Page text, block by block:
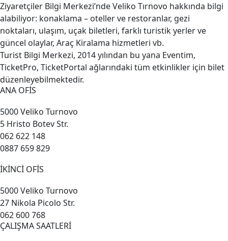
Ziyaretçiler Bilgi Merkezi’nde Veliko Tırnovo hakkında bilgi
alabiliyor: konaklama – oteller ve restoranlar, gezi
noktaları, ulaşım, uçak biletleri, farklı turistik yerler ve
güncel olaylar, Araç Kiralama hizmetleri vb.
Turist Bilgi Merkezi, 2014 yılından bu yana Eventim,
TicketPro, TicketPortal ağlarındaki tüm etkinlikler için bilet
düzenleyebilmektedir.
ANA OFİS
5000 Veliko Turnovo
5 Hristo Botev Str.
062 622 148
0887 659 829
İKİNCİ OFİS
5000 Veliko Turnovo
27 Nikola Picolo Str.
062 600 768
ÇALIŞMA SAATLERİ